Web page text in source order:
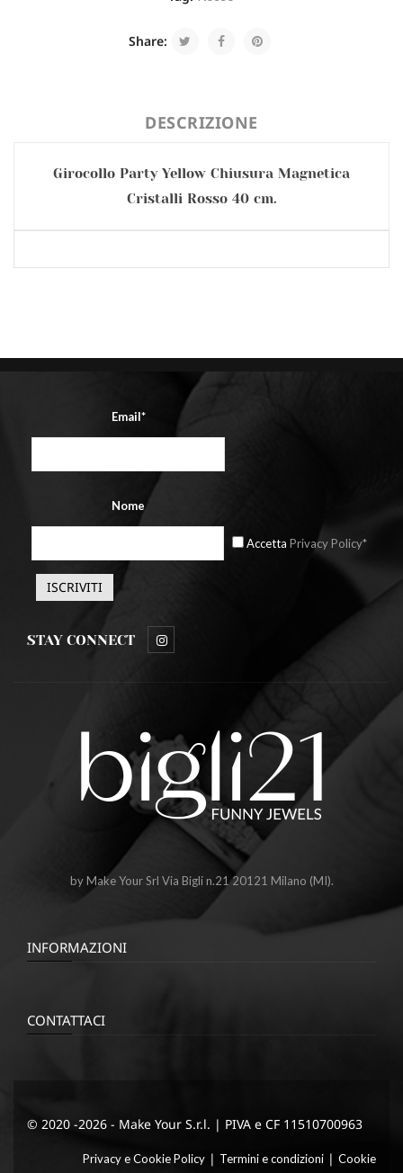
Share:
DESCRIZIONE
Girocollo Party Yellow Chiusura Magnetica
Cristalli Rosso 40 cm.
Email*
Nome
Accetta Privacy Policy*
STAY CONNECT
by Make Your Srl Via Bigli n.21 20121 Milano (MI).
INFORMAZIONI
CONTATTACI
© 2020 -2026 - Make Your S.r.l. | PIVA e CF 11510700963
Privacy e Cookie Policy | Termini e condizioni | Cookie